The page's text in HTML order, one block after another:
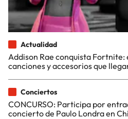
Actualidad
Addison Rae conquista Fortnite:
canciones y accesorios que
Conciertos
CONCURSO: Participa por
concierto de Paulo Londra en